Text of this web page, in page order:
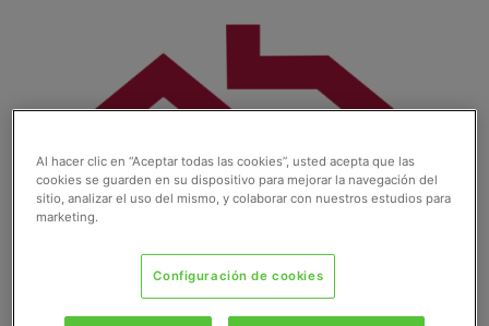
Al hacer clic en “Aceptar todas las cookies”, usted acepta que las
cookies se guarden en su dispositivo para mejorar la navegación del
sitio, analizar el uso del mismo, y colaborar con nuestros estudios para
marketing.
Configuración de cookies